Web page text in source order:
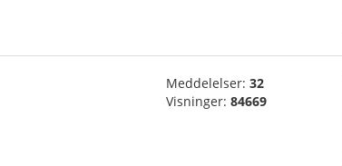
Meddelelser: 32
Visninger: 84669